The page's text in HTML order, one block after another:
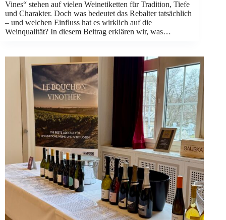
Vines“ stehen auf vielen Weinetiketten für Tradition, Tiefe
und Charakter. Doch was bedeutet das Rebalter tatsächlich
– und welchen Einfluss hat es wirklich auf die
Weinqualität? In diesem Beitrag erklären wir, was…